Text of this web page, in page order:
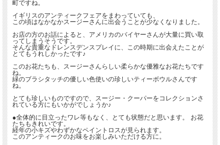
町ですね。
イギリスのアンティークフェアをまわっていても、
この頃はなかなかスージーさんに出会うことが少なくなりました。
お店の方のお話によると、アメリカのバイヤーさんが大量に買い取
ってしまうそうです。
そんな貴重なドレンスデンスプレイに、この時期に出会えたことが
とてもうれしかったです♪
このお花たちも、スージーさんらしい柔らかな優雅なお花たちです
ね。
緑のブラシタッチの優しい色使いの珍しいティーボウルさんです
ね。
とても珍しいものですので、スージー・クーパーをコレクションさ
れている方にもいかがでしょうか♪
●全体的に目立ったワレ等もなく、とても状態だと思います。 お花
たちもきれいです。
経年の小キズやわずかなペイントロスが見られます。
このアンティークのお味をお楽しみいただける方に。